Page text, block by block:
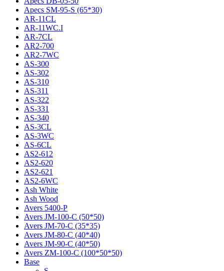
Apecs SM-95-S (65*30)
AR-11CL
AR-11WC.I
AR-7CL
AR2-700
AR2-7WC
AS-300
AS-302
AS-310
AS-311
AS-322
AS-331
AS-340
AS-3CL
AS-3WC
AS-6CL
AS2-612
AS2-620
AS2-621
AS2-6WC
Ash White
Ash Wood
Avers 5400-P
Avers JМ-100-С (50*50)
Avers JМ-70-С (35*35)
Avers JМ-80-С (40*40)
Avers JМ-90-С (40*50)
Avers ZM-100-С (100*50*50)
Base